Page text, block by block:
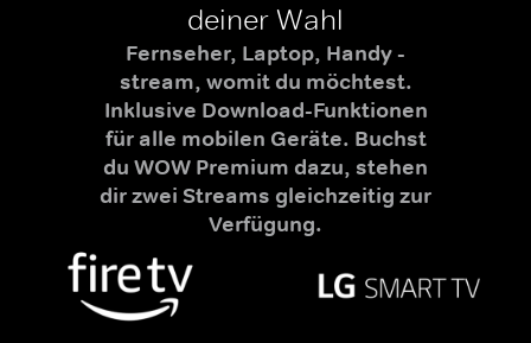
deiner Wahl
Fernseher, Laptop, Handy -
stream, womit du möchtest.
Inklusive Download-Funktionen
für alle mobilen Geräte. Buchst
du WOW Premium dazu, stehen
dir zwei Streams gleichzeitig zur
Verfügung.